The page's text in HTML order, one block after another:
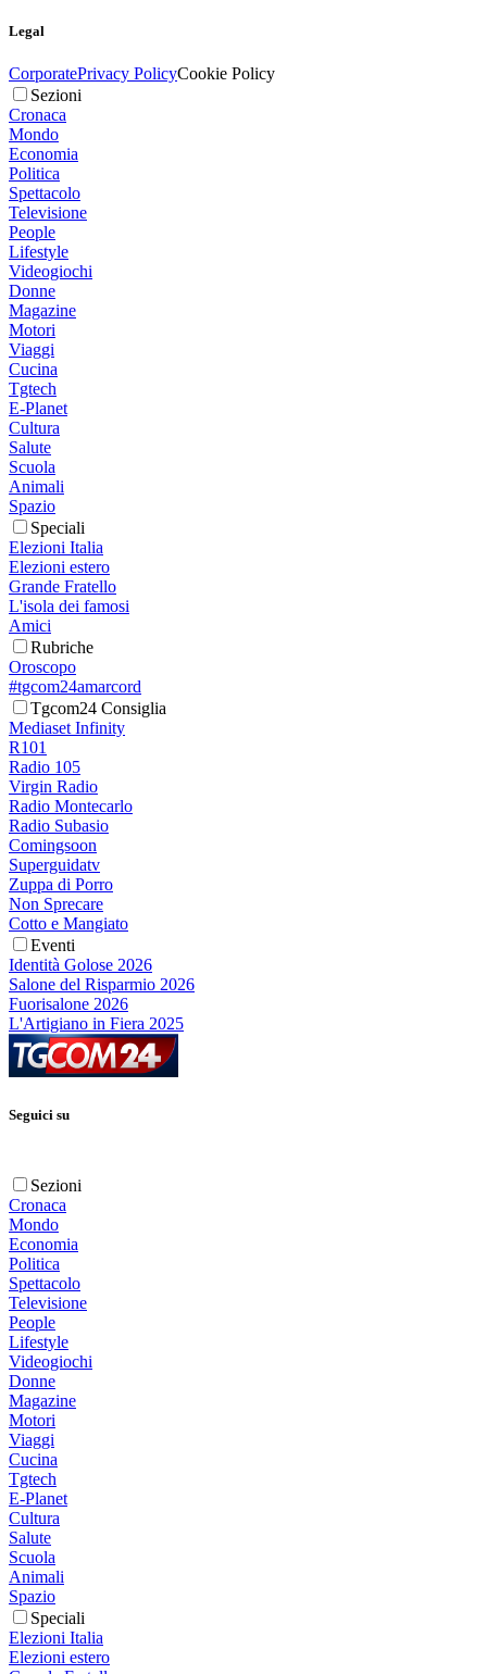
Legal
CorporatePrivacy PolicyCookie Policy
Sezioni
Cronaca
Mondo
Economia
Politica
Spettacolo
Televisione
People
Lifestyle
Videogiochi
Donne
Magazine
Motori
Viaggi
Cucina
Tgtech
E-Planet
Cultura
Salute
Scuola
Animali
Spazio
Speciali
Elezioni Italia
Elezioni estero
Grande Fratello
L'isola dei famosi
Amici
Rubriche
Oroscopo
#tgcom24amarcord
Tgcom24 Consiglia
Mediaset Infinity
R101
Radio 105
Virgin Radio
Radio Montecarlo
Radio Subasio
Comingsoon
Superguidatv
Zuppa di Porro
Non Sprecare
Cotto e Mangiato
Eventi
Identità Golose 2026
Salone del Risparmio 2026
Fuorisalone 2026
L'Artigiano in Fiera 2025
Seguici su
Sezioni
Cronaca
Mondo
Economia
Politica
Spettacolo
Televisione
People
Lifestyle
Videogiochi
Donne
Magazine
Motori
Viaggi
Cucina
Tgtech
E-Planet
Cultura
Salute
Scuola
Animali
Spazio
Speciali
Elezioni Italia
Elezioni estero